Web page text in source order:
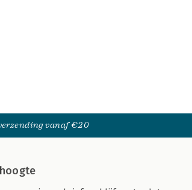
vanaf €20